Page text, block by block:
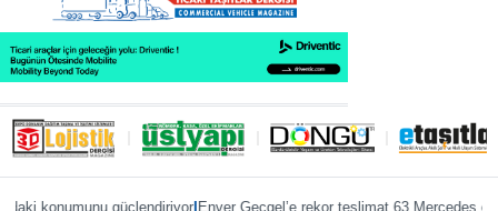
konumunu güçlendiriyor|Enver Geçgel’e rekor teslimat 63 Mercedes otobüs